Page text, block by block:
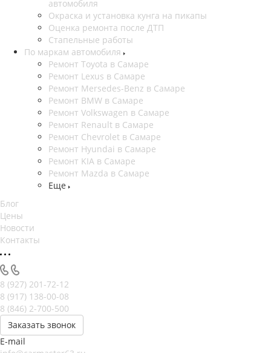
автомобиля
Окраска и установка кунга на пикапы
Оценка ремонта после ДТП
Стапельные работы
По маркам автомобиля
Ремонт Toyota в Самаре
Ремонт Lexus в Самаре
Ремонт Mersedes-Benz в Самаре
Ремонт BMW в Самаре
Ремонт Volkswagen в Самаре
Ремонт Renault в Самаре
Ремонт Chevrolet в Самаре
Ремонт Hyundai в Самаре
Ремонт KIA в Самаре
Ремонт Mazda в Самаре
Еще
Блог
Цены
Новости
Контакты
8 (927) 201-72-12
8 (917) 138-00-08
8 (846) 2-700-500
Заказать звонок
E-mail